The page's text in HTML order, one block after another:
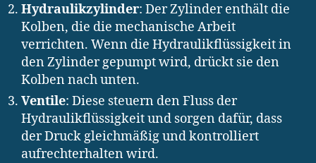
Hydraulikzylinder: Der Zylinder enthält die
Kolben, die die mechanische Arbeit
verrichten. Wenn die Hydraulikflüssigkeit in
den Zylinder gepumpt wird, drückt sie den
Kolben nach unten.
Ventile: Diese steuern den Fluss der
Hydraulikflüssigkeit und sorgen dafür, dass
der Druck gleichmäßig und kontrolliert
aufrechterhalten wird.